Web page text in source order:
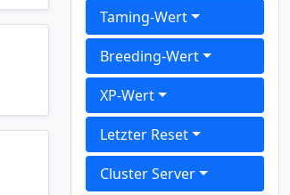
Taming-Wert
Breeding-Wert
XP-Wert
Letzter Reset
Cluster Server